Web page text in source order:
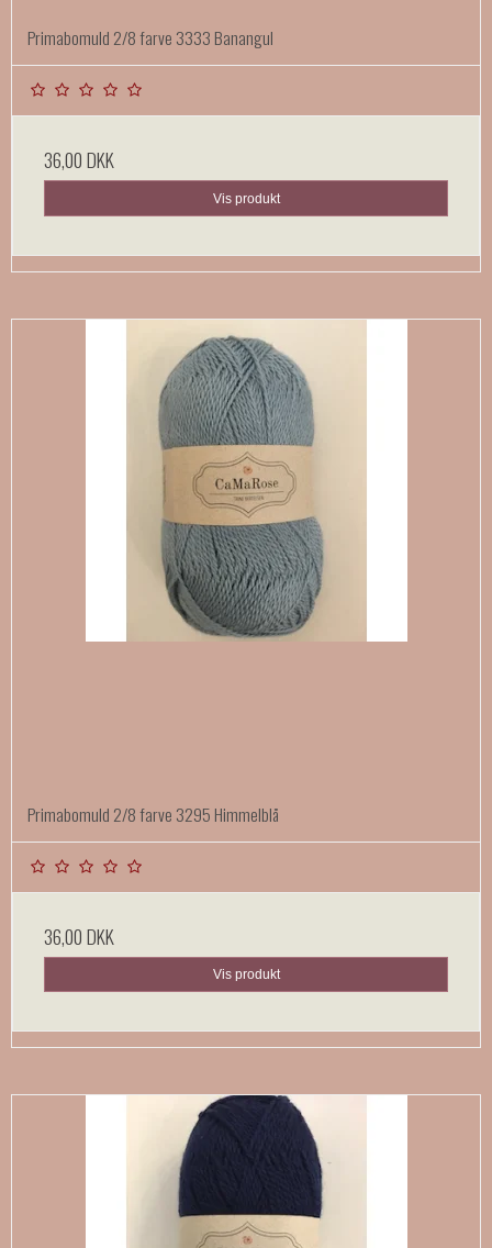
Primabomuld 2/8 farve 3333 Banangul
36,00 DKK
Vis produkt
Primabomuld 2/8 farve 3295 Himmelblå
36,00 DKK
Vis produkt